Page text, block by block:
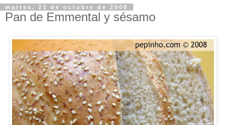
martes, 21 de octubre de 2008
Pan de Emmental y sésamo